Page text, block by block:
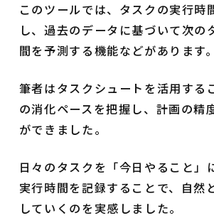
このツールでは、タスクの実行時
し、過去のデータに基づいて次の
間を予測する機能などがあります。
筆者はタスクシュートを活用する
の消化ペースを把握し、計画の精
ができました。
日々のタスクを「今日やること」
実行時間を記録することで、自然
していくのを実感しました。